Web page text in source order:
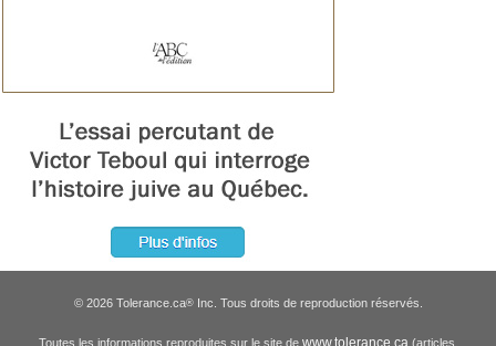
© 2026 Tolerance.ca®Inc. Tous droits de reproduction réservés.
Toutes les informations reproduites sur le site de www.tolerance.ca (articles,